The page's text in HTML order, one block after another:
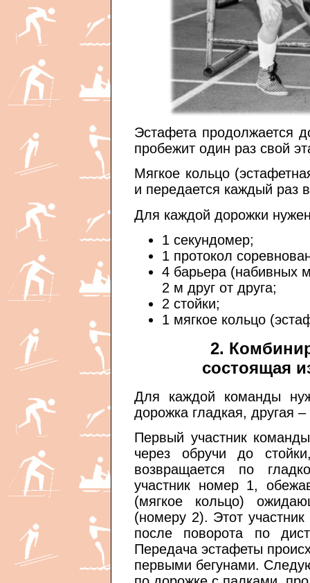
Эстафета продолжается
пробежит один раз свой
Мягкое кольцо
и передается каждый раз
Для каждой дорожки
1 секундомер;
1 протокол
4 барьера (набивных
2 м друг от друга;
2 стойки;
1 мягкое кольцо
2.
состоящая
Для каждой команды
дорожка гладкая, другая
Первый участник
через обручи до
возвращается по
участник номер 1,
(мягкое кольцо)
(номеру 2). Этот
после поворота по
Передача эстафеты
первыми бегунами.